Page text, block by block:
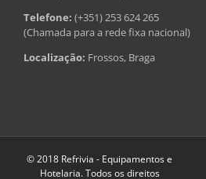
Telefone: (+351) 253 624 265
(Chamada para a rede fixa nacional)
Localização: Frossos, Braga
© 2018 Refrivia - Equipamentos e
Hotelaria. Todos os direitos